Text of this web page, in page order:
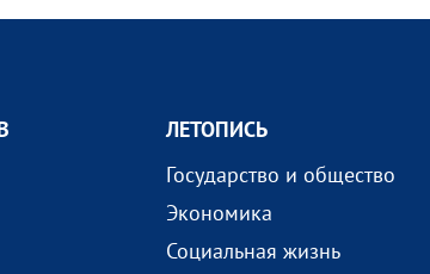
ЛЕТОПИСЬ
Государство и общество
Экономика
Социальная жизнь